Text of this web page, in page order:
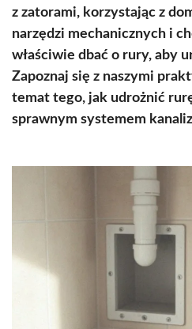
z zatorami, korzystając z
narzędzi mechanicznych i
właściwie dbać o rury, aby
Zapoznaj się z naszymi
temat tego, jak udrożnić
sprawnym systemem